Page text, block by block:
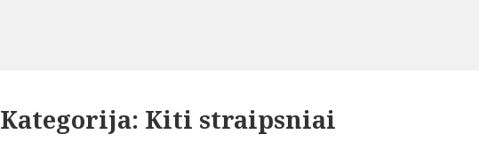
Kategorija: Kiti straipsniai